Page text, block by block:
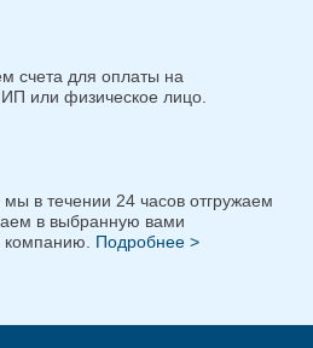
счета для оплаты на
или физическое лицо.
в течении 24 часов отгружаем
в выбранную вами
компанию. Подробнее >